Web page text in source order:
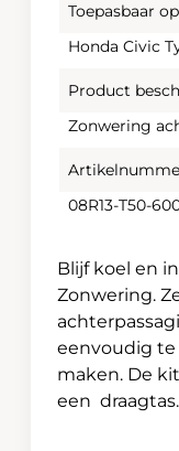
Toepasbaar
Honda Civic
Product
Zonwering
08R13-T50-
Blijf koel en
Zonwering.
eenvoudig
maken. De
een draagtas.